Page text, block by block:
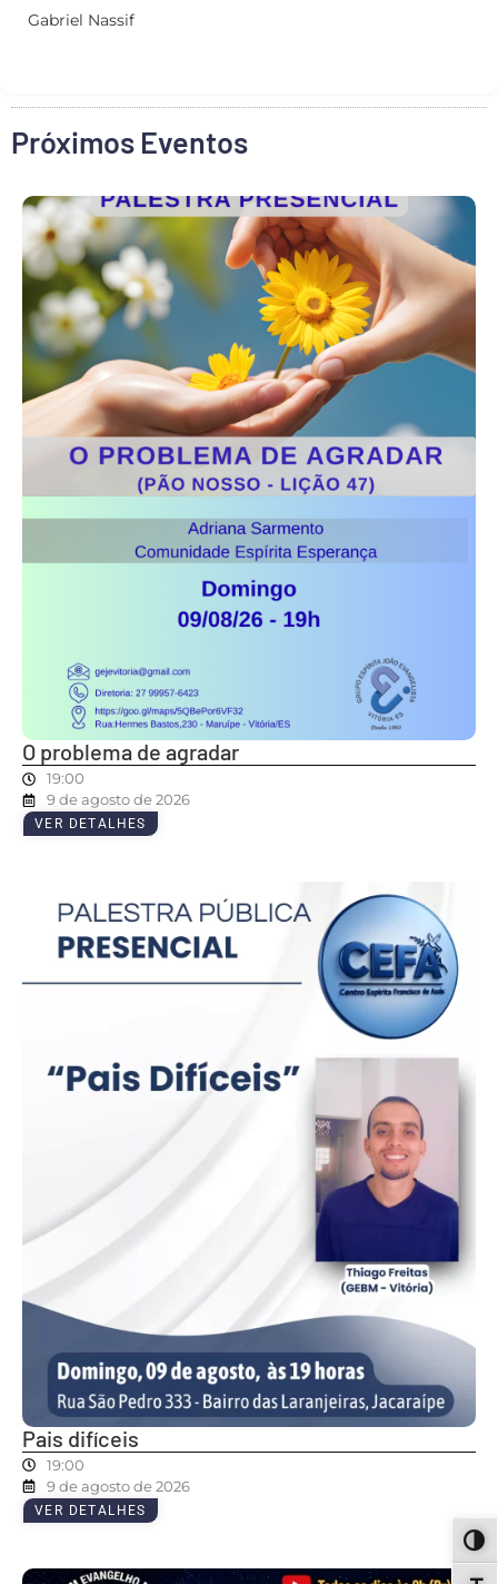
Gabriel Nassif
Próximos Eventos
O problema de agradar
19:00
9 de agosto de 2026
VER DETALHES
Pais difíceis
19:00
9 de agosto de 2026
VER DETALHES